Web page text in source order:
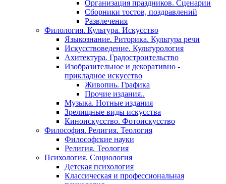
Организация праздников. Сценарии
Сборники тостов, поздравлений
Развлечения
Филология. Культура. Искусство
Языкознание. Риторика. Культура речи
Искусствоведение. Культурология
Ахитектура. Градостроительство
Изобразительное и декоративно -
прикладное искусство
Живопиь. Графика
Прочие издания..
Музыка. Нотные издания
Зрелищные виды искусства
Киноискусство. Фотоискусство
Философия. Религия. Теология
Философские науки
Религия. Теология
Психология. Социология
Детская психология
Классическая и профессиональная